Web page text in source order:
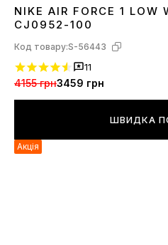
3940 4142 4344
NIKE AIR FORCE 1 LOW
CJ0952-100
Код товару:S-56443
11
4155 грн3459 грн
ШВИДКА
Акція